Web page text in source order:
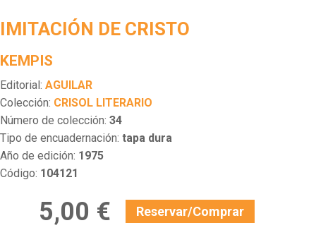
IMITACIÓN DE CRISTO
KEMPIS
Editorial: AGUILAR
Colección: CRISOL LITERARIO
Número de colección: 34
Tipo de encuadernación: tapa dura
Año de edición: 1975
Código: 104121
5,00 € Reservar/Comprar